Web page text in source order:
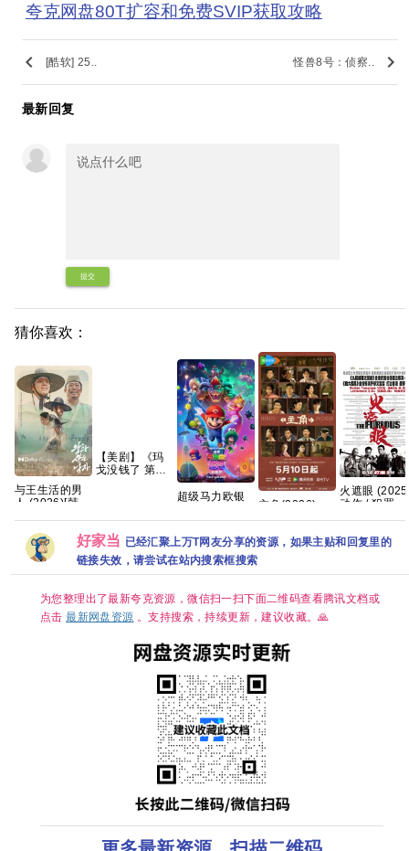
夸克网盘80T扩容和免费SVIP获取攻略
keyboard_arrow_left [酷软] 25.. 怪兽8号：侦察.. keyboard_arrow_right
最新回复
提交
猜你喜欢：
与王生活的男
人 (2026)[韩
4.27GB
【美剧】《玛
戈没钱了 第一
【8集全】
【14.5G】
超级马力欧银
超清DV.HDR
｜国英双语】
2026最大黑
马！全球票房
第一🏆 夸克
主角(2026)
百度】
火遮眼
动作 / 犯罪 又
好家当 已经汇聚上万T网友分享的资源，如果主贴和回复里的
链接失效，请尝试在站内搜索框搜索
为您整理出了最新夸克资源，微信扫一扫下面二维码查看腾讯文档或
点击最新网盘资源 。支持搜索，持续更新，建议收藏。🙏